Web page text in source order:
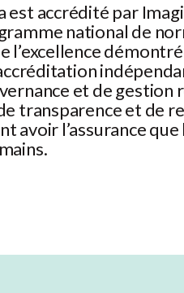
est accrédité par
national de
l’excellence
et de gestion
transparence et de
avoir l’assurance